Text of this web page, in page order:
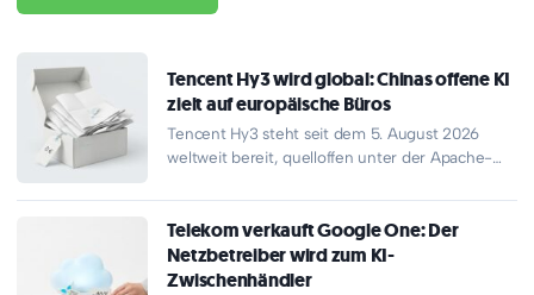
Tencent Hy3 wird global: Chinas offene KI
zielt auf europäische Büros
Tencent Hy3 steht seit dem 5. August 2026
weltweit bereit, quelloffen unter der Apache-
Telekom verkauft Google One: Der
Netzbetreiber wird zum KI-
Zwischenhändler